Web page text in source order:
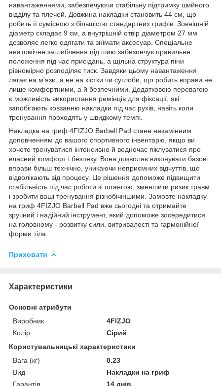
навантаженнями, забезпечуючи стабільну підтримку шийного
відділу та плечей. Довжина накладки становить 44 см, що
робить її сумісною з більшістю стандартних грифів. Зовнішній
діаметр складає 9 см, а внутрішній отвір діаметром 27 мм
дозволяє легко одягати та знімати аксесуар. Спеціальне
анатомічне заглиблення під шию забезпечує правильне
положення під час присідань, а щільна структура піни
рівномірно розподіляє тиск. Завдяки цьому навантаження
лягає на м'язи, а не на кістки чи суглоби, що робить вправи не
лише комфортними, а й безпечними. Додатковою перевагою
є можливість використання ремінців для фіксації, які
запобігають ковзанню накладки під час рухів, навіть коли
тренування проходять у швидкому темпі.
Накладка на гриф 4FIZJO Barbell Pad стане незамінним
доповненням до вашого спортивного інвентарю, якщо ви
хочете тренуватися інтенсивно й водночас піклуватися про
власний комфорт і безпеку. Вона дозволяє виконувати базові
вправи більш технічно, уникаючи неприємних відчуттів, що
відволікають від процесу. Це рішення допоможе підвищити
стабільність під час роботи зі штангою, зменшити ризик травм
і зробити ваші тренування різнобічнішими. Замовте накладку
на гриф 4FIZJO Barbell Pad вже сьогодні та отримайте
зручний і надійний інструмент, який допоможе зосередитися
на головному - розвитку сили, витривалості та гармонійної
форми тіла.
Приховати
Характеристики
Основні атрибути
Виробник
4FIZJO
Колір
Сірий
Користувальницькі характеристики
Вага (кг)
0.23
Вид
Накладки на гриф
Гарантія
14 днів